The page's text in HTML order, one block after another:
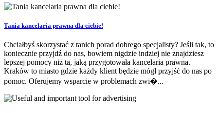
Tania kancelaria prawna dla ciebie!
Chciałbyś skorzystać z tanich porad dobrego specjalisty? Jeśli tak, to
koniecznie przyjdź do nas, bowiem nigdzie indziej nie znajdziesz
lepszej pomocy niż ta, jaką przygotowała kancelaria prawna.
Kraków to miasto gdzie każdy klient będzie mógł przyjść do nas po
pomoc. Oferujemy wsparcie w problemach zwi�...